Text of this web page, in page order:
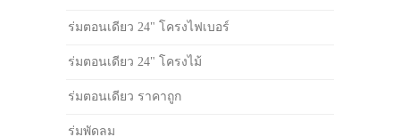
ร่มตอนเดียว 24" โครงไฟเบอร์
ร่มตอนเดียว 24" โครงไม้
ร่มตอนเดียว ราคาถูก
ร่มพัดลม